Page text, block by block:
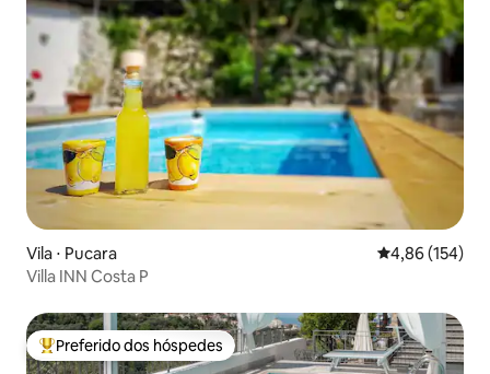
Vila ⋅ Pucara 4,86 de uma
4,86 (154)
Villa INN Costa P
Entre os melhores preferidos dos hóspedes
Preferido dos hóspedes